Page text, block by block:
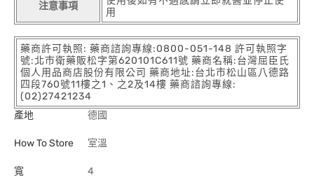
注意事項
用
藥商許可執照: 藥商諮詢專線:0800-051-148 許可執照字
號:北市衛藥販松字第620101C611號 藥商名稱:台灣屈臣氏
個人用品商店股份有限公司 藥商地址:台北市松山區八德路
四段760號11樓之1、之2及14樓 藥商諮詢專線:
(02)27421234
產地
德國
How To Store 室溫
寬 4